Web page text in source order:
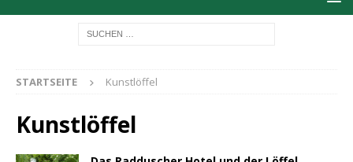
STARTSEITE Kunstlöffel
Kunstlöffel